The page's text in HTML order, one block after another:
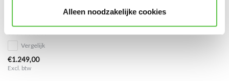
Alleen noodzakelijke cookies
Cisco Meraki MS250-48
Vergelijk
€1.249,00
Excl. btw